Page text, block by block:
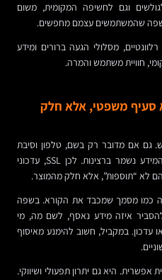
וגם לחשיפה המקומית, משום
שפה שהמשתמשים עצמם מחפשים.
מסלולי הגעה ברורים ומידע
חוויית משתמש והמרה.
סעיף משפטי, אלא חלק
גם אם מדובר רק בשם, טלפון וסיבת
פנייה קצרה, הגולש צריך להרגיש שהמידע נשמר ברצינות. לכן SSL, עדכוני
הם לא “תוספות”, אלא חלק מהמוצר.
כמו מסמך שמכבד את הקורא. בשפה
איזה מידע נאסף, לשם מה, מי
במקביל, חשוב להימנע מאיסוף
אפשרית. היא גם יתרון תפעולי ושיווקי.